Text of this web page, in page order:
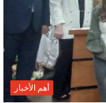
أهم الأخبار